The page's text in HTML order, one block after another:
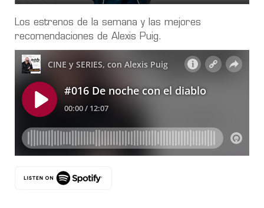
Los estrenos de la semana y las mejores
recomendaciones de Alexis Puig.